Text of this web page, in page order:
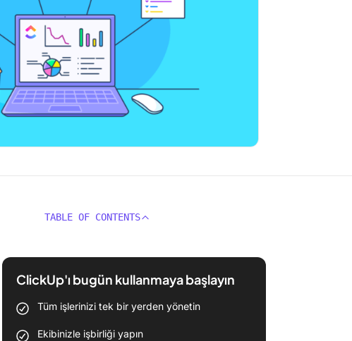
TABLE OF CONTENTS
ClickUp'ı bugün kullanmaya başlayın
Tüm işlerinizi tek bir yerden yönetin
Ekibinizle işbirliği yapın